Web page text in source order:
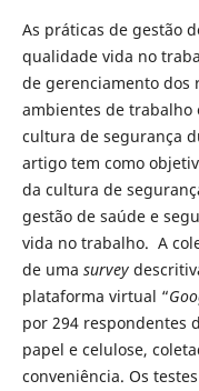
As práticas de gestão
qualidade vida no
de gerenciamento dos
ambientes de trabalho
cultura de segurança
artigo tem como
da cultura de
gestão de saúde e
vida no trabalho. A
de uma survey
plataforma virtual “
por 294 respondentes
papel e celulose,
conveniência. Os